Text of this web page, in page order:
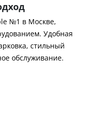
№1 в Москве,
Удобная
стильный
обслуживание.